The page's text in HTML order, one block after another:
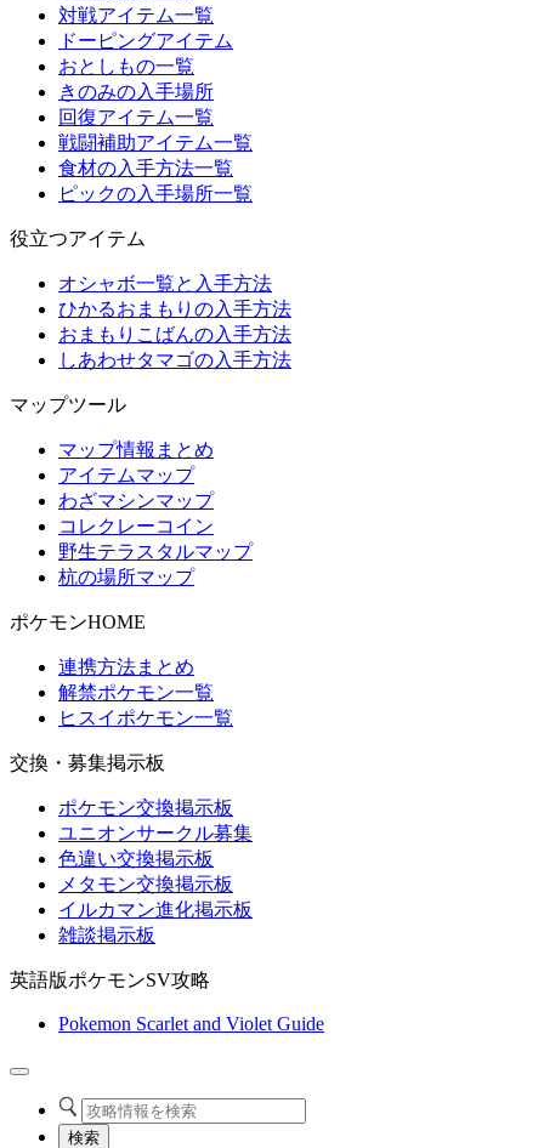
対戦アイテム一覧
ドーピングアイテム
おとしもの一覧
きのみの入手場所
回復アイテム一覧
戦闘補助アイテム一覧
食材の入手方法一覧
ピックの入手場所一覧
役立つアイテム
オシャボ一覧と入手方法
ひかるおまもりの入手方法
おまもりこばんの入手方法
しあわせタマゴの入手方法
マップツール
マップ情報まとめ
アイテムマップ
わざマシンマップ
コレクレーコイン
野生テラスタルマップ
杭の場所マップ
ポケモンHOME
連携方法まとめ
解禁ポケモン一覧
ヒスイポケモン一覧
交換・募集掲示板
ポケモン交換掲示板
ユニオンサークル募集
色違い交換掲示板
メタモン交換掲示板
イルカマン進化掲示板
雑談掲示板
英語版ポケモンSV攻略
Pokemon Scarlet and Violet Guide
検索